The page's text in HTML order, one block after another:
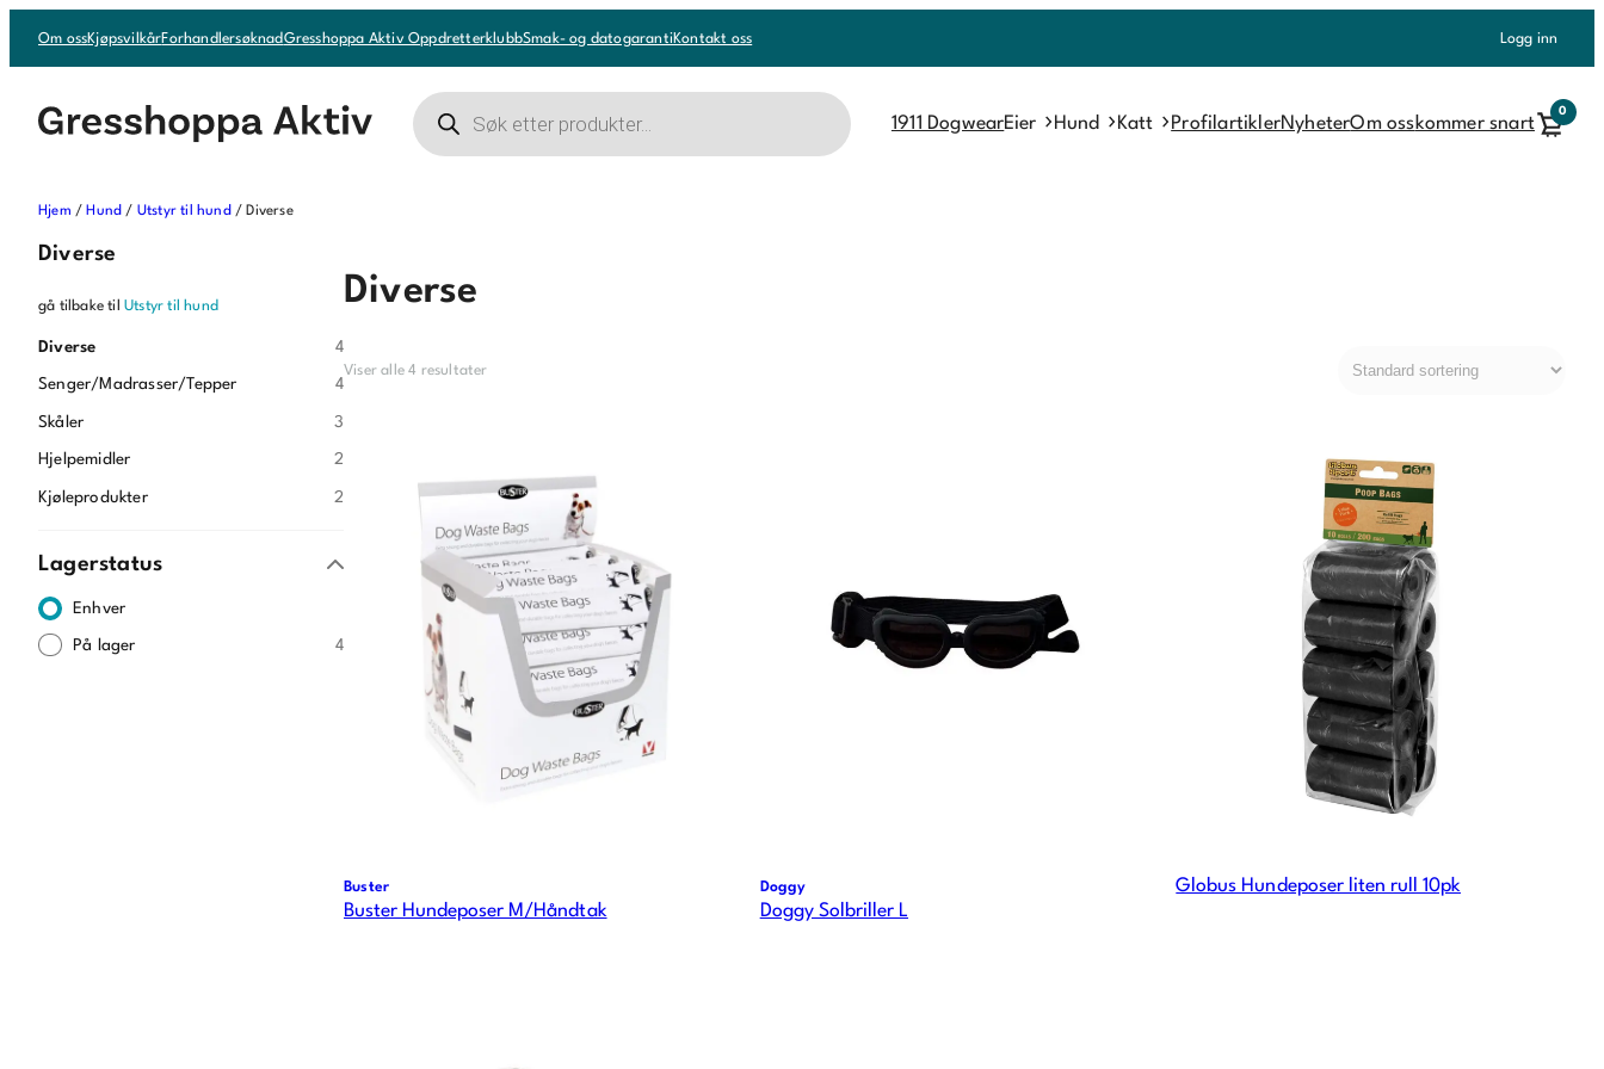
Om ossKjøpsvilkårForhandlersøknadGresshoppa Aktiv OppdretterklubbSmak- og datogarantiKontakt oss Logg inn
Products
search
1911 DogwearEier Hund Katt ProfilartiklerNyheterOm osskommer snart
0
Hjem /Hund / Utstyr til hund/ Diverse
Diverse
gå tilbake til Utstyr til hund
Diverse 4
Senger/Madrasser/Tepper 4
Skåler 3
Hjelpemidler 2
Kjøleprodukter 2
Lagerstatus
Enhver
På lager 4
Diverse
Viser alle 4 resultater
Buster
Buster Hundeposer M/Håndtak
Doggy
Doggy Solbriller L
Globus Hundeposer liten rull 10pk